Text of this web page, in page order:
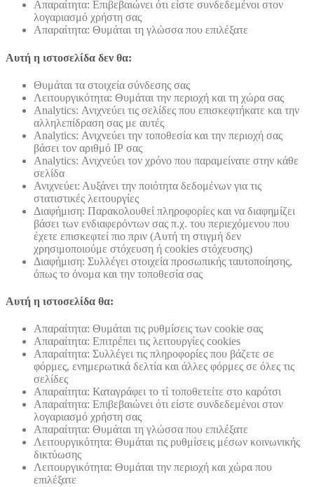
Απαραίτητα: Επιβεβαιώνει ότι είστε συνδεδεμένοι στον
λογαριασμό χρήστη σας
Απαραίτητα: Θυμάται τη γλώσσα που επιλέξατε
Αυτή η ιστοσελίδα δεν θα:
Θυμάται τα στοιχεία σύνδεσης σας
Λειτουργικότητα: Θυμάται την περιοχή και τη χώρα σας
Analytics: Ανιχνεύει τις σελίδες που επισκεφτήκατε και την
αλληλεπίδραση σας με αυτές
Analytics: Ανιχνεύει την τοποθεσία και την περιοχή σας
βάσει τον αριθμό ΙΡ σας
Analytics: Ανιχνεύει τον χρόνο που παραμείνατε στην κάθε
σελίδα
Ανιχνεύει: Αυξάνει την ποιότητα δεδομένων για τις
στατιστικές λειτουργίες
Διαφήμιση: Παρακολουθεί πληροφορίες και να διαφημίζει
βάσει των ενδιαφερόντων σας π.χ. του περιεχόμενου που
έχετε επισκεφτεί πιο πριν (Αυτή τη στιγμή δεν
χρησιμοποιούμε στόχευση ή cookies στόχευσης)
Διαφήμιση: Συλλέγει στοιχεία προσωπικής ταυτοποίησης,
όπως το όνομα και την τοποθεσία σας
Αυτή η ιστοσελίδα θα:
Απαραίτητα: Θυμάται τις ρυθμίσεις των cookie σας
Απαραίτητα: Επιτρέπει τις λειτουργίες cookies
Απαραίτητα: Συλλέγει τις πληροφορίες που βάζετε σε
φόρμες, ενημερωτικά δελτία και άλλες φόρμες σε όλες τις
σελίδες
Απαραίτητα: Καταγράφει το τί τοποθετείτε στο καρότσι
Απαραίτητα: Επιβεβαιώνει ότι είστε συνδεδεμένοι στον
λογαριασμό χρήστη σας
Απαραίτητα: Θυμάται τη γλώσσα που επιλέξατε
Λειτουργικότητα: Θυμάται τις ρυθμίσεις μέσων κοινωνικής
δικτύωσης
Λειτουργικότητα: Θυμάται την περιοχή και χώρα που
επιλέξατε